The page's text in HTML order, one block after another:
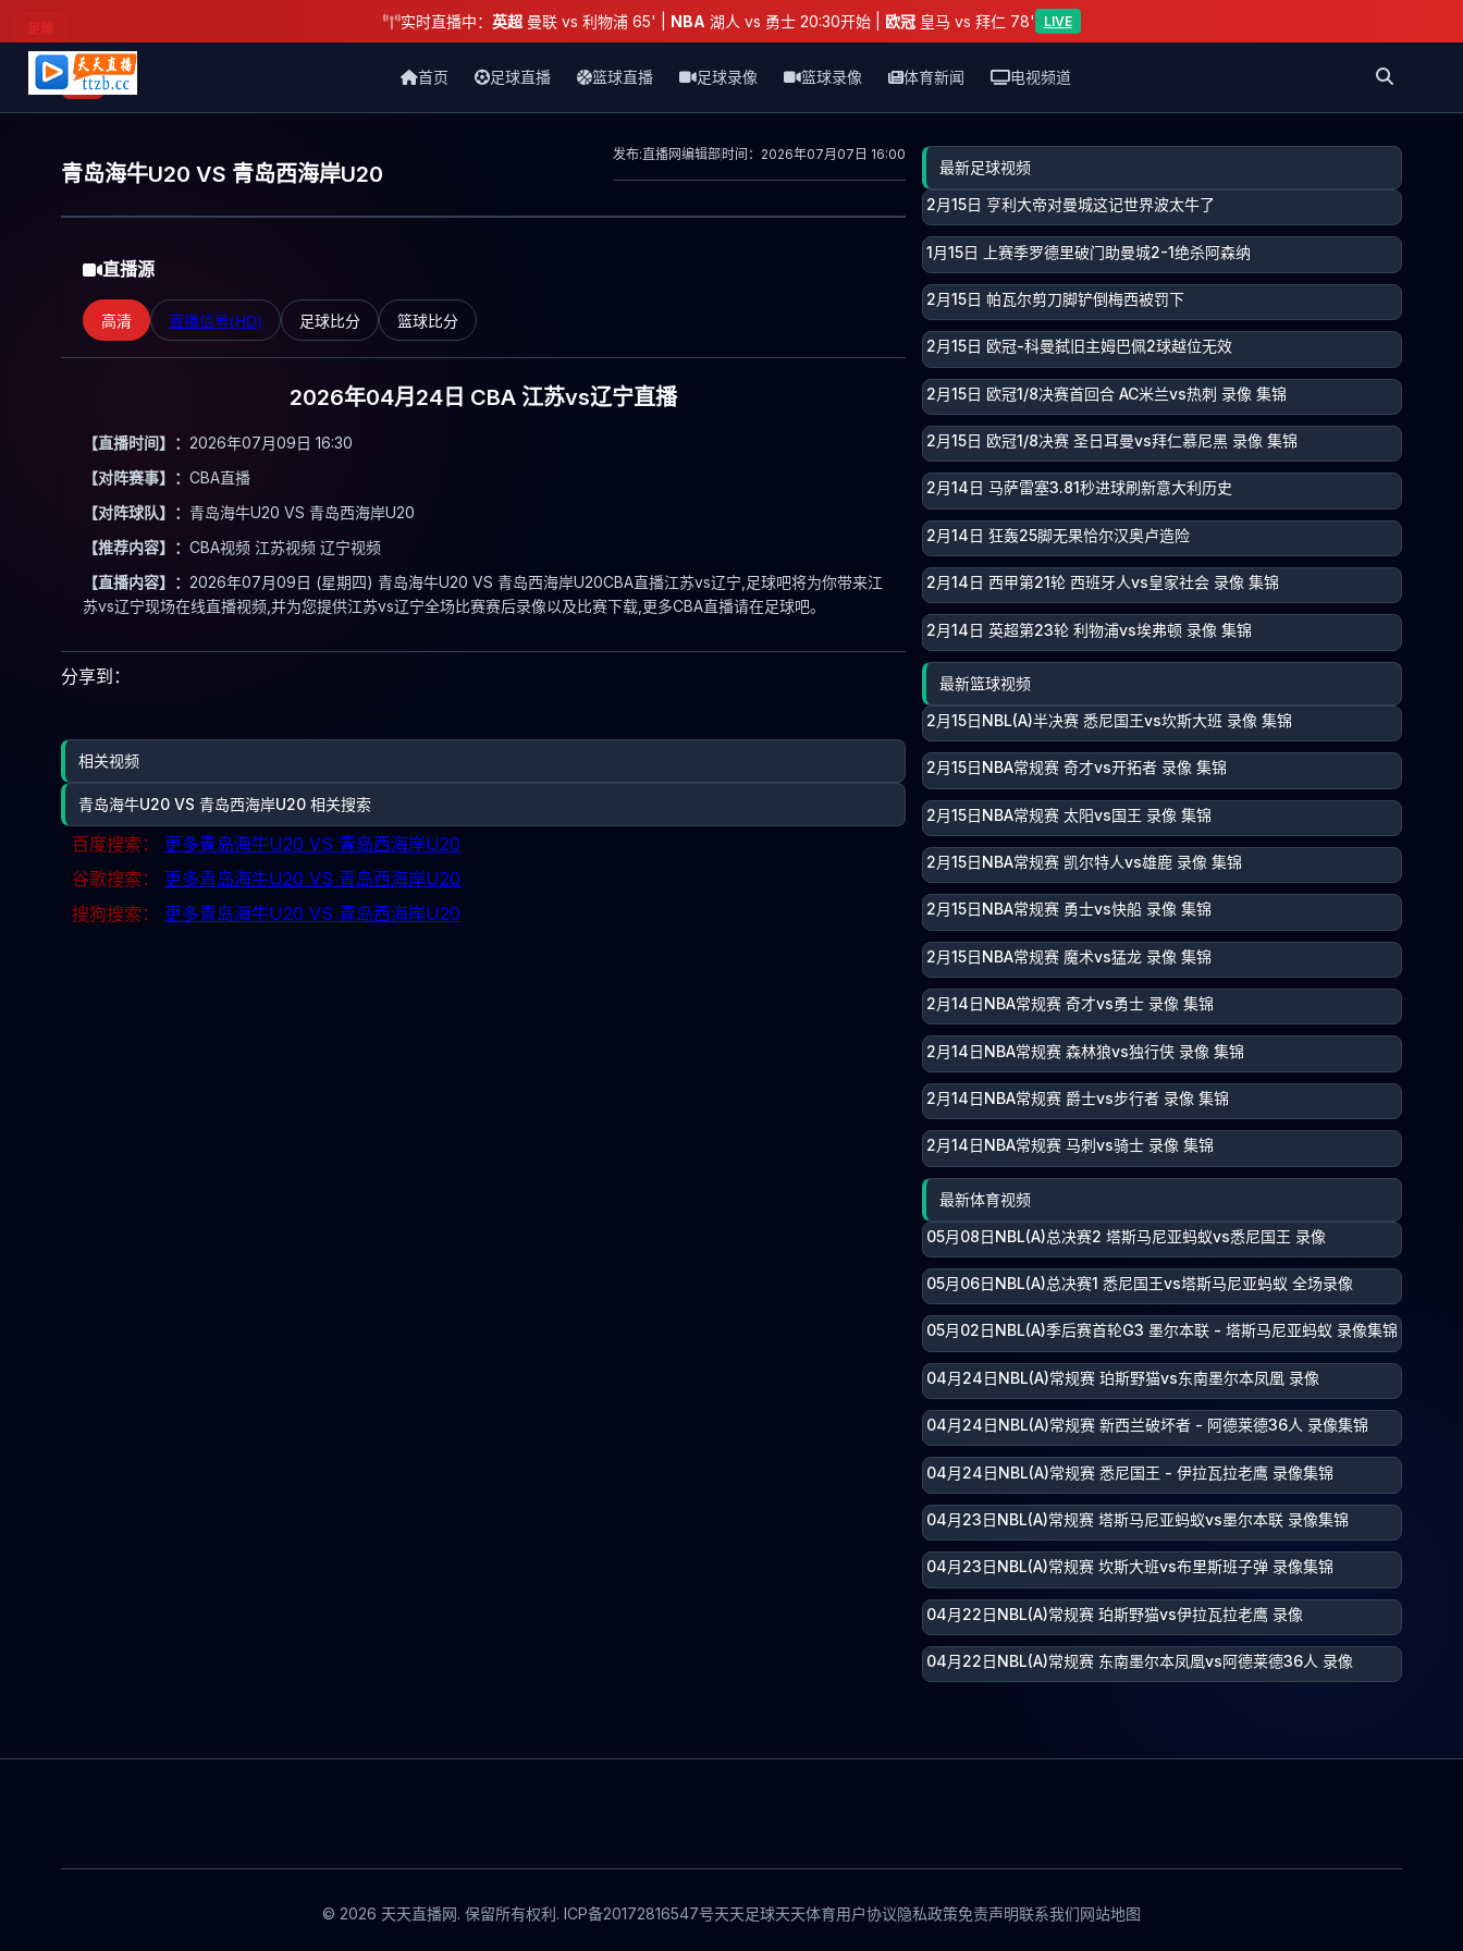
实时直播中： 英超曼联 vs 利物浦 65' | NBA 湖人 vs 勇士 20:30开始 | 欧冠皇马 vs 拜仁 78' LIVE
天天直播网
首页 足球直播 篮球直播 足球录像 篮球录像 体育新闻 电视频道
青岛海牛U20 VS 青岛西海岸U20
发布:直播网编辑部时间：2026年07月07日 16:00
足球
直播源
高清 直播信号(HD) 足球比分 篮球比分
2026年04月24日 CBA 江苏vs辽宁直播
【直播时间】： 2026年07月09日 16:30
【对阵赛事】： CBA直播
【对阵球队】： 青岛海牛U20 VS 青岛西海岸U20
【推荐内容】： CBA视频 江苏视频 辽宁视频
【直播内容】： 2026年07月09日 (星期四) 青岛海牛U20 VS 青岛西海岸U20CBA直播江苏vs辽宁,足球吧将为你带来江
苏vs辽宁现场在线直播视频,并为您提供江苏vs辽宁全场比赛赛后录像以及比赛下载,更多CBA直播请在足球吧。
分享到：
相关视频
青岛海牛U20 VS 青岛西海岸U20 相关搜索
百度搜索：
更多青岛海牛U20 VS 青岛西海岸U20
谷歌搜索：
更多青岛海牛U20 VS 青岛西海岸U20
搜狗搜索：
更多青岛海牛U20 VS 青岛西海岸U20
最新足球视频
2月15日 亨利大帝对曼城这记世界波太牛了
1月15日 上赛季罗德里破门助曼城2-1绝杀阿森纳
2月15日 帕瓦尔剪刀脚铲倒梅西被罚下
2月15日 欧冠-科曼弑旧主姆巴佩2球越位无效
2月15日 欧冠1/8决赛首回合 AC米兰vs热刺 录像 集锦
2月15日 欧冠1/8决赛 圣日耳曼vs拜仁慕尼黑 录像 集锦
2月14日 马萨雷塞3.81秒进球刷新意大利历史
2月14日 狂轰25脚无果恰尔汉奥卢造险
2月14日 西甲第21轮 西班牙人vs皇家社会 录像 集锦
2月14日 英超第23轮 利物浦vs埃弗顿 录像 集锦
最新篮球视频
2月15日NBL(A)半决赛 悉尼国王vs坎斯大班 录像 集锦
2月15日NBA常规赛 奇才vs开拓者 录像 集锦
2月15日NBA常规赛 太阳vs国王 录像 集锦
2月15日NBA常规赛 凯尔特人vs雄鹿 录像 集锦
2月15日NBA常规赛 勇士vs快船 录像 集锦
2月15日NBA常规赛 魔术vs猛龙 录像 集锦
2月14日NBA常规赛 奇才vs勇士 录像 集锦
2月14日NBA常规赛 森林狼vs独行侠 录像 集锦
2月14日NBA常规赛 爵士vs步行者 录像 集锦
2月14日NBA常规赛 马刺vs骑士 录像 集锦
最新体育视频
05月08日NBL(A)总决赛2 塔斯马尼亚蚂蚁vs悉尼国王 录像
05月06日NBL(A)总决赛1 悉尼国王vs塔斯马尼亚蚂蚁 全场录像
05月02日NBL(A)季后赛首轮G3 墨尔本联 - 塔斯马尼亚蚂蚁 录像集锦
04月24日NBL(A)常规赛 珀斯野猫vs东南墨尔本凤凰 录像
04月24日NBL(A)常规赛 新西兰破坏者 - 阿德莱德36人 录像集锦
04月24日NBL(A)常规赛 悉尼国王 - 伊拉瓦拉老鹰 录像集锦
04月23日NBL(A)常规赛 塔斯马尼亚蚂蚁vs墨尔本联 录像集锦
04月23日NBL(A)常规赛 坎斯大班vs布里斯班子弹 录像集锦
04月22日NBL(A)常规赛 珀斯野猫vs伊拉瓦拉老鹰 录像
04月22日NBL(A)常规赛 东南墨尔本凤凰vs阿德莱德36人 录像
© 2026 天天直播网. 保留所有权利. ICP备20172816547号天天足球天天体育用户协议隐私政策免责声明联系我们网站地图